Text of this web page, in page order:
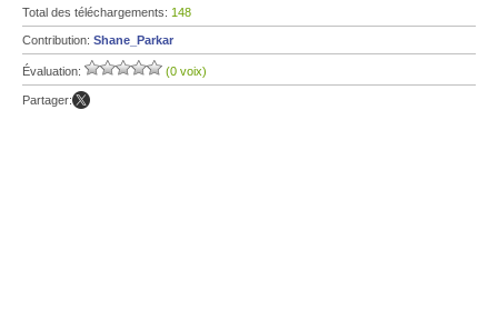
Total des téléchargements: 148
Contribution: Shane_Parkar
Évaluation: (0 voix)
Partager: